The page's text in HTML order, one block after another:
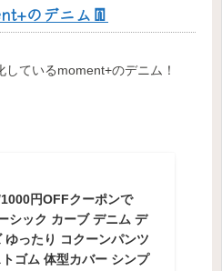
のデニム👖
ているmoment+のデニム！
1000円OFFクーポンで
シック カーブ デニム デ
ゆったり コクーンパンツ
ゴム 体型カバー シンプ